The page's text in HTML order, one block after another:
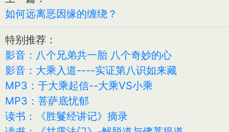
如何远离恶因缘的缠绕？
特别推荐：
影音：八个兄弟共一胎 八个奇妙的心
影音：大乘入道----实证第八识如来藏
MP3：于大乘起信--大乘VS小乘
MP3：菩萨底忧郁
读书：《胜鬘经讲记》摘录